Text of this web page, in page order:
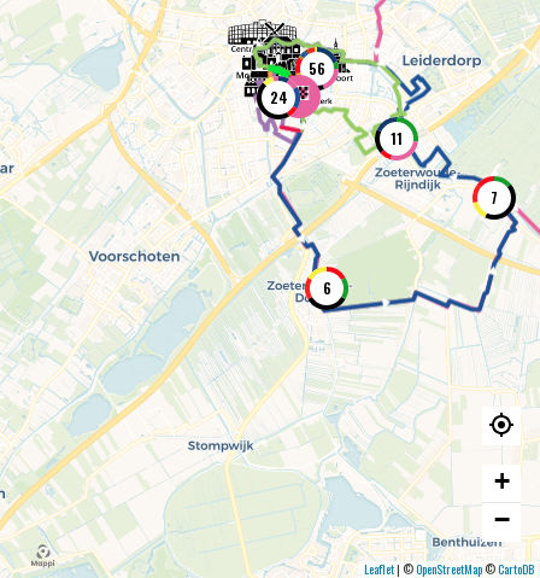
56
6
7
11
24
+
−
Leaflet| ©OpenStreetMap©CartoDB